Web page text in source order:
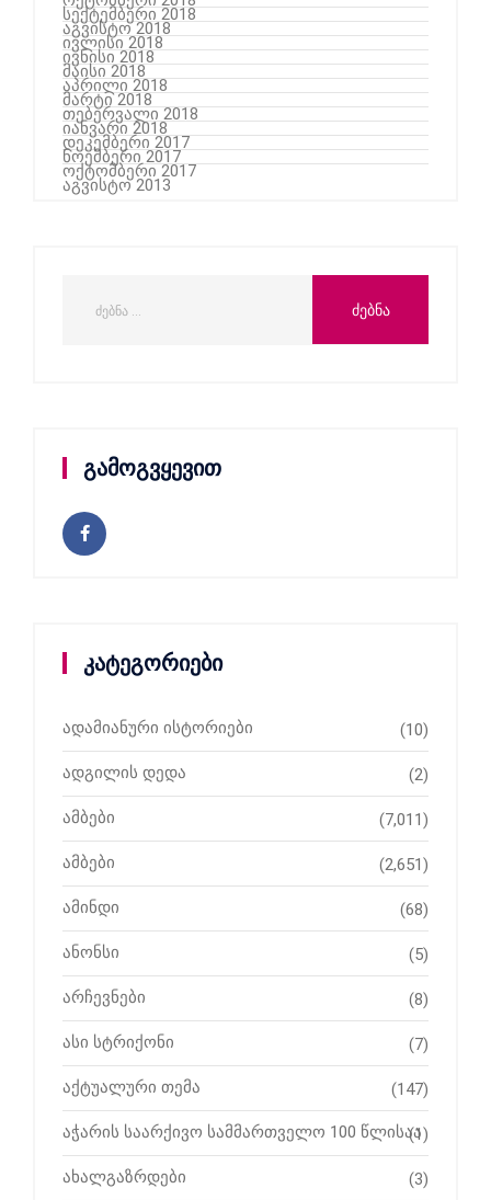
სექტემბერი 2018
აგვისტო 2018
ივლისი 2018
ივნისი 2018
მაისი 2018
აპრილი 2018
მარტი 2018
თებერვალი 2018
იანვარი 2018
დეკემბერი 2017
ნოემბერი 2017
ოქტომბერი 2017
აგვისტო 2013
გამოგვყევით
კატეგორიები
ადამიანური ისტორიები (10)
ადგილის დედა (2)
ამბები (7,011)
ამბები (2,651)
ამინდი (68)
ანონსი (5)
არჩევნები (8)
ასი სტრიქონი (7)
აქტუალური თემა (147)
აჭარის საარქივო სამმართველო 100 წლისაა
(1)
ახალგაზრდები (3)